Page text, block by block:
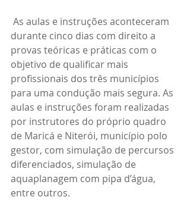
durante cinco dias com direito a
provas teóricas e práticas com o
objetivo de qualificar mais
profissionais dos três municípios
para uma condução mais segura. As
aulas e instruções foram realizadas
por instrutores do próprio quadro
de Maricá e Niterói, município polo
gestor, com simulação de percursos
diferenciados, simulação de
aquaplanagem com pipa d’água,
entre outros.